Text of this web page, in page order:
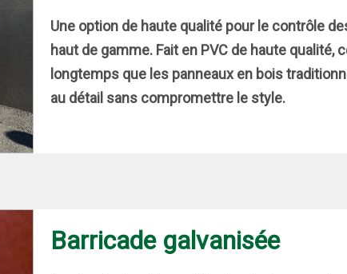
Une option de haute qualité pour le contrôle
haut de gamme. Fait en PVC de haute
longtemps que les panneaux en bois
au détail sans compromettre le style.
Barricade galvanisée